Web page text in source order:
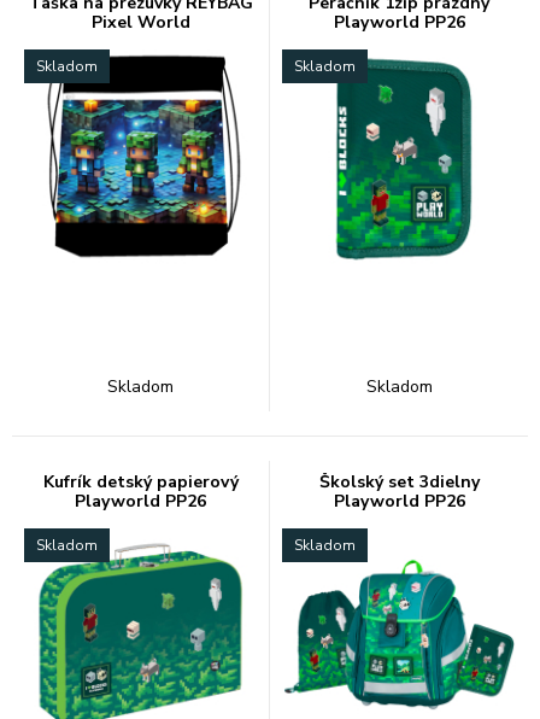
Pixel World
Skladom
Skladom
Playworld PP26
Skladom
Skladom
Kufrík detský papierový
Playworld PP26
Skladom
Školský set 3dielny
Playworld PP26
Skladom